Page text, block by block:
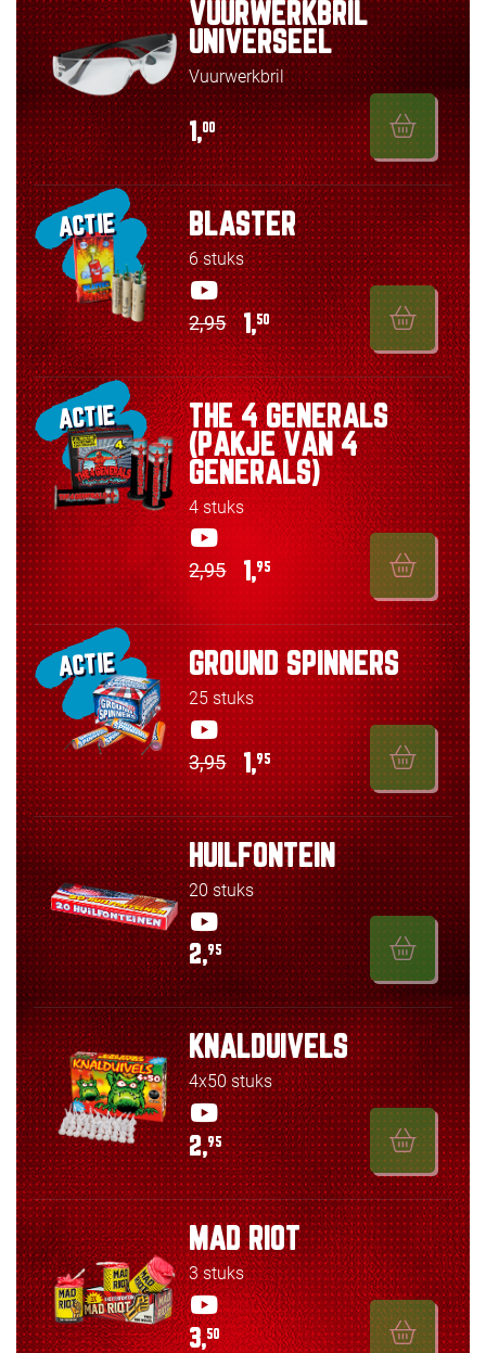
VUURWERKBRIL
UNIVERSEEL
Vuurwerkbril
1,00
ACTIE BLASTER
6 stuks
2,95 1,50
ACTIE
THE 4 GENERALS
(PAKJE VAN 4
GENERALS)
4 stuks
2,95 1,95
ACTIE GROUND SPINNERS
25 stuks
3,95 1,95
HUILFONTEIN
20 stuks
2,95
KNALDUIVELS
4x50 stuks
2,95
MAD RIOT
3 stuks
3,50